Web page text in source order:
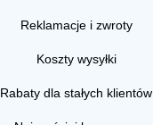
Reklamacje i zwroty
Koszty wysyłki
Rabaty dla stałych klientów